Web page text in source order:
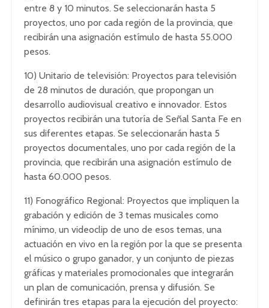
entre 8 y 10 minutos. Se seleccionarán hasta 5
proyectos, uno por cada región de la provincia, que
recibirán una asignación estímulo de hasta 55.000
pesos.
10) Unitario de televisión: Proyectos para televisión
de 28 minutos de duración, que propongan un
desarrollo audiovisual creativo e innovador. Estos
proyectos recibirán una tutoría de Señal Santa Fe en
sus diferentes etapas. Se seleccionarán hasta 5
proyectos documentales, uno por cada región de la
provincia, que recibirán una asignación estímulo de
hasta 60.000 pesos.
11) Fonográfico Regional: Proyectos que impliquen la
grabación y edición de 3 temas musicales como
mínimo, un videoclip de uno de esos temas, una
actuación en vivo en la región por la que se presenta
el músico o grupo ganador, y un conjunto de piezas
gráficas y materiales promocionales que integrarán
un plan de comunicación, prensa y difusión. Se
definirán tres etapas para la ejecución del proyecto: